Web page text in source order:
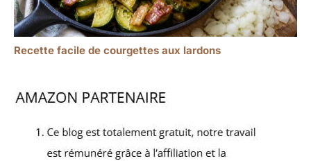
Recette facile de courgettes aux lardons